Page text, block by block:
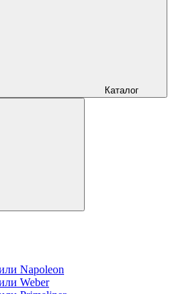
Каталог
Napoleon
Weber